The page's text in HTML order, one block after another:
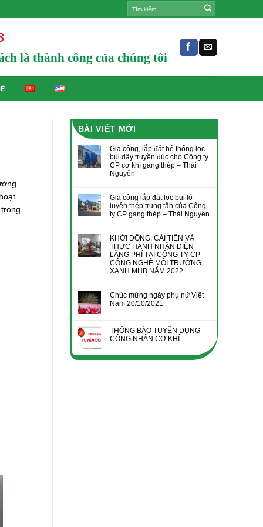
là thành công của chúng tôi
BÀI VIẾT MỚI
Gia công, lắp đặt hệ thống lọc
bụi dây truyền đúc cho Công ty
CP cơ khí gang thép – Thái
Nguyên
Gia công lắp đặt lọc bụi lò
luyện thép trung tần của Công
ty CP gang thép – Thái Nguyên
KHỞI ĐỘNG, CẢI TIẾN VÀ
THỰC HÀNH NHẬN DIỆN
LÃNG PHÍ TẠI CÔNG TY CP
CÔNG NGHỆ MÔI TRƯỜNG
XANH MHB NĂM 2022
Chúc mừng ngày phụ nữ Việt
Nam 20/10/2021
THÔNG BÁO TUYỂN DỤNG
CÔNG NHÂN CƠ KHÍ